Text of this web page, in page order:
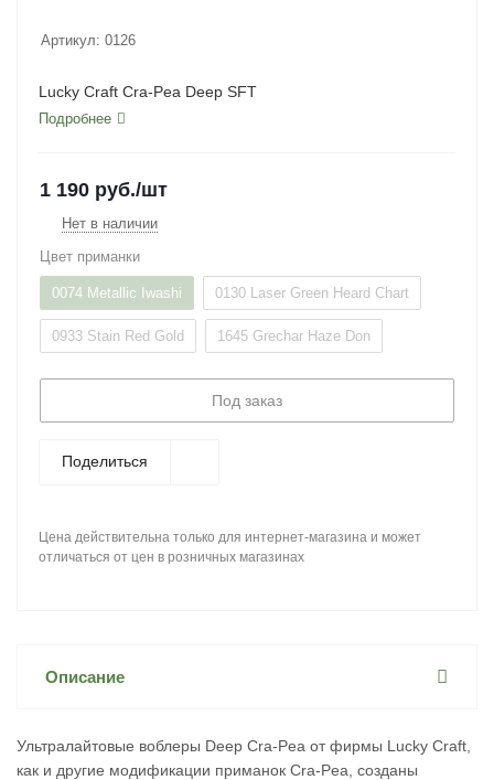
Артикул: 0126
Lucky Craft Cra-Pea Deep SFT
Подробнее
1 190 руб./шт
Нет в наличии
Цвет приманки
0074 Metallic Iwashi 0130 Laser Green Heard Chart
0933 Stain Red Gold 1645 Grechar Haze Don
Под заказ
Поделиться
Цена действительна только для интернет-магазина и может
отличаться от цен в розничных магазинах
Описание
Ультралайтовые воблеры Deep Cra-Pea от фирмы Lucky Craft,
как и другие модификации приманок Cra-Pea, созданы